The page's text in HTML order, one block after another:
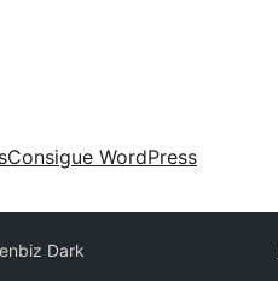
Consigue WordPress
Dark